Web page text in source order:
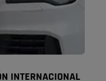
INTERNACIONAL